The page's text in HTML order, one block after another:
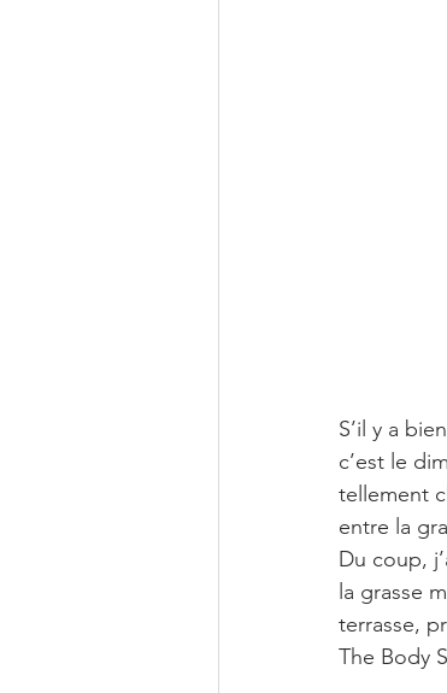
S’il y a
c’est le
tellement
entre la
Du coup,
la grasse
terrasse,
The Body